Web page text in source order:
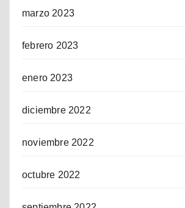
marzo 2023
febrero 2023
enero 2023
diciembre 2022
noviembre 2022
octubre 2022